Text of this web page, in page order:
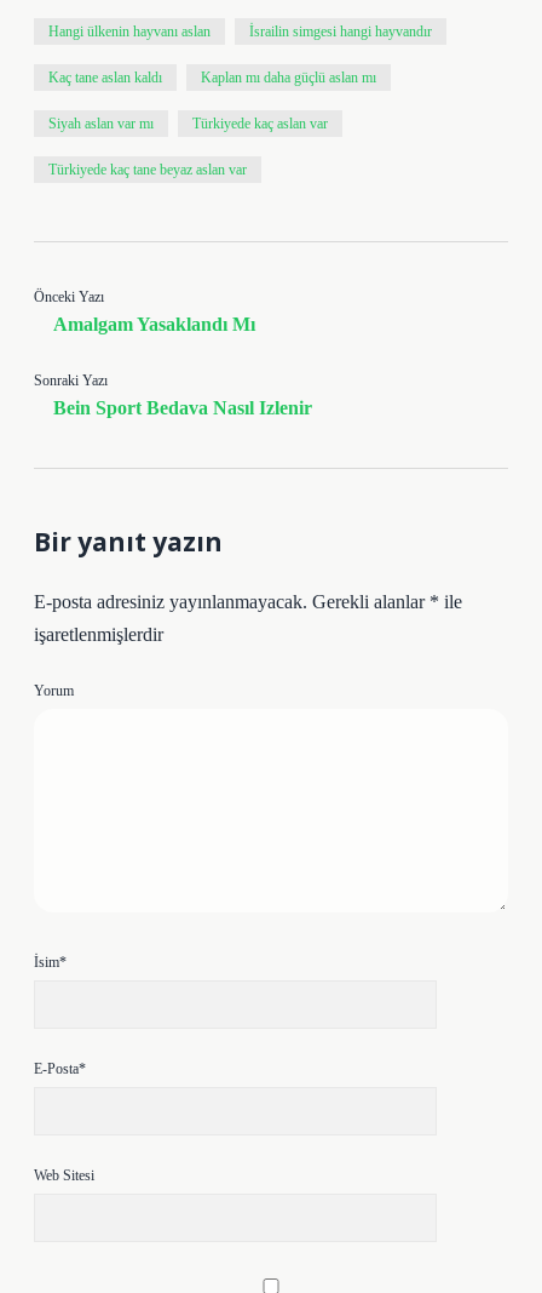
Hangi ülkenin hayvanı aslan İsrailin simgesi hangi hayvandır
Kaç tane aslan kaldı Kaplan mı daha güçlü aslan mı
Siyah aslan var mı Türkiyede kaç aslan var
Türkiyede kaç tane beyaz aslan var
Önceki Yazı
Amalgam Yasaklandı Mı
Sonraki Yazı
Bein Sport Bedava Nasıl Izlenir
Bir yanıt yazın
E-posta adresiniz yayınlanmayacak. Gerekli alanlar * ile
işaretlenmişlerdir
Yorum
İsim*
E-Posta*
Web Sitesi